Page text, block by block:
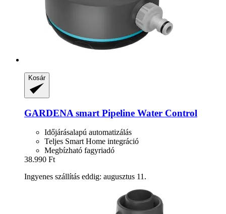
Kosár
GARDENA smart Pipeline Water Control
Időjárásalapú automatizálás
Teljes Smart Home integráció
Megbízható fagyriadó
38.990 Ft
Ingyenes szállítás eddig: augusztus 11.